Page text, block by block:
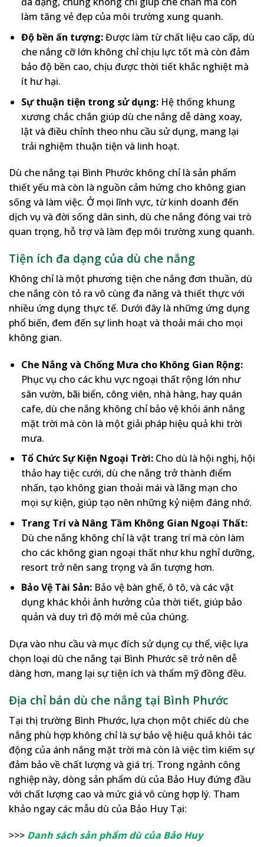
làm tăng vẻ đẹp của môi trường xung quanh.
Độ bền ấn tượng:Được làm từ chất liệu cao cấp, dù
che nắng cỡ lớn không chỉ chịu lực tốt mà còn đảm
bảo độ bền cao, chịu được thời tiết khắc nghiệt mà
ít hư hại.
Sự thuận tiện trong sử dụng:Hệ thống khung
xương chắc chắn giúp dù che nắng dễ dàng xoay,
lật và điều chỉnh theo nhu cầu sử dụng, mang lại
trải nghiệm thuận tiện và linh hoạt.
Dù che nắng tại Bình Phước không chỉ là sản phẩm
thiết yếu mà còn là nguồn cảm hứng cho không gian
sống và làm việc. Ở mọi lĩnh vực, từ kinh doanh đến
dịch vụ và đời sống dân sinh, dù che nắng đóng vai trò
quan trọng, hỗ trợ và làm đẹp môi trường xung quanh.
Tiện ích đa dạng của dù che nắng
Không chỉ là một phương tiện che nắng đơn thuần, dù
che nắng còn tỏ ra vô cùng đa năng và thiết thực với
nhiều ứng dụng thực tế. Dưới đây là những ứng dụng
phổ biến, đem đến sự linh hoạt và thoải mái cho mọi
không gian.
Che Nắng và Chống Mưa cho Không Gian Rộng:
Phục vụ cho các khu vực ngoại thất rộng lớn như
sân vườn, bãi biển, công viên, nhà hàng, hay quán
cafe, dù che nắng không chỉ bảo vệ khỏi ánh nắng
mặt trời mà còn là một giải pháp hiệu quả khi trời
mưa.
Tổ Chức Sự Kiện Ngoại Trời:Cho dù là hội nghị, hội
thảo hay tiệc cưới, dù che nắng trở thành điểm
nhấn, tạo không gian thoải mái và lãng mạn cho
mọi sự kiện, giúp tạo nên những kỷ niệm đáng nhớ.
Trang Trí và Nâng Tầm Không Gian Ngoại Thất:
Dù che nắng không chỉ là vật trang trí mà còn làm
cho các không gian ngoại thất như khu nghỉ dưỡng,
resort trở nên sang trọng và ấn tượng hơn.
Bảo Vệ Tài Sản:Bảo vệ bàn ghế, ô tô, và các vật
dụng khác khỏi ảnh hưởng của thời tiết, giúp bảo
quản và duy trì độ mới mẻ của chúng.
Dựa vào nhu cầu và mục đích sử dụng cụ thể, việc lựa
chọn loại dù che nắng tại Bình Phước sẽ trở nên dễ
dàng hơn, mang lại sự tiện ích và thẩm mỹ đồng đều.
Địa chỉ bán dù che nắng tại Bình Phước
Tại thị trường Bình Phước, lựa chọn một chiếc dù che
nắng phù hợp không chỉ là sự bảo vệ hiệu quả khỏi tác
động của ánh nắng mặt trời mà còn là việc tìm kiếm sự
đảm bảo về chất lượng và giá trị. Trong ngảnh công
nghiệp này, dòng sản phẩm dù của Bảo Huy đứng đầu
với chất lượng cao và mức giá vô cùng hợp lý. Tham
khảo ngay các mẫu dù của Bảo Huy Tại:
>>> Danh sách sản phẩm dù của Bảo Huy